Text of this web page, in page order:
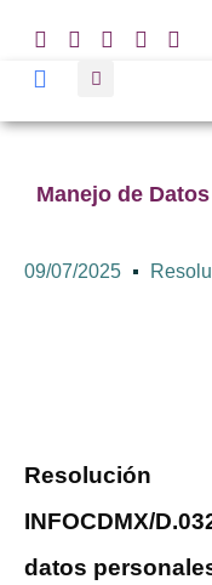
Manejo de
09/07/2025
INFOCDMX/
datos